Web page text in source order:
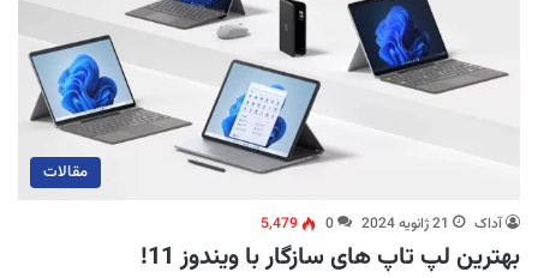
مقالات
آداک 21 ژانویه 2024 0
5,479
بهترین لپ تاپ های سازگار با ویندوز 11!